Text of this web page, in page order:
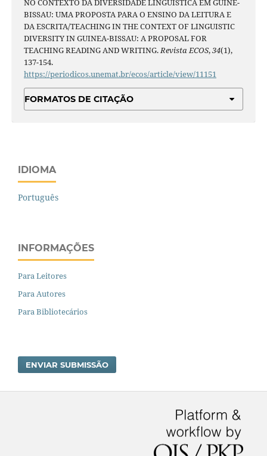
NO CONTEXTO DA DIVERSIDADE LINGUÍSTICA EM GUINÉ-
BISSAU: UMA PROPOSTA PARA O ENSINO DA LEITURA E
DA ESCRITA/TEACHING IN THE CONTEXT OF LINGUISTIC
DIVERSITY IN GUINEA-BISSAU: A PROPOSAL FOR
TEACHING READING AND WRITING.Revista ECOS,34(1),
137-154.
https://periodicos.unemat.br/ecos/article/view/11151
FORMATOS DE CITAÇÃO
IDIOMA
Português
INFORMAÇÕES
Para Leitores
Para Autores
Para Bibliotecários
ENVIAR SUBMISSÃO